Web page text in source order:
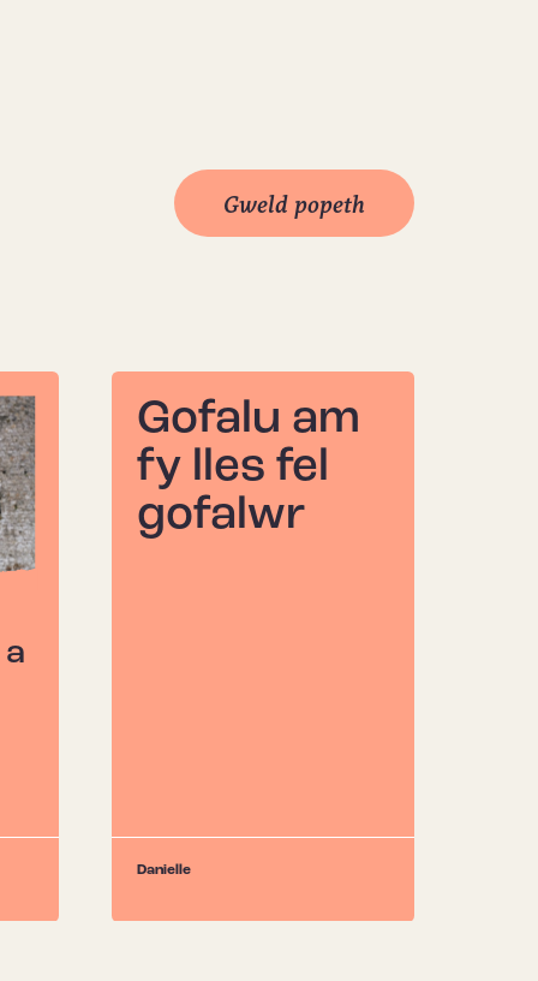
Gweld popeth
Gofalu am
fy lles fel
gofalwr
Danielle